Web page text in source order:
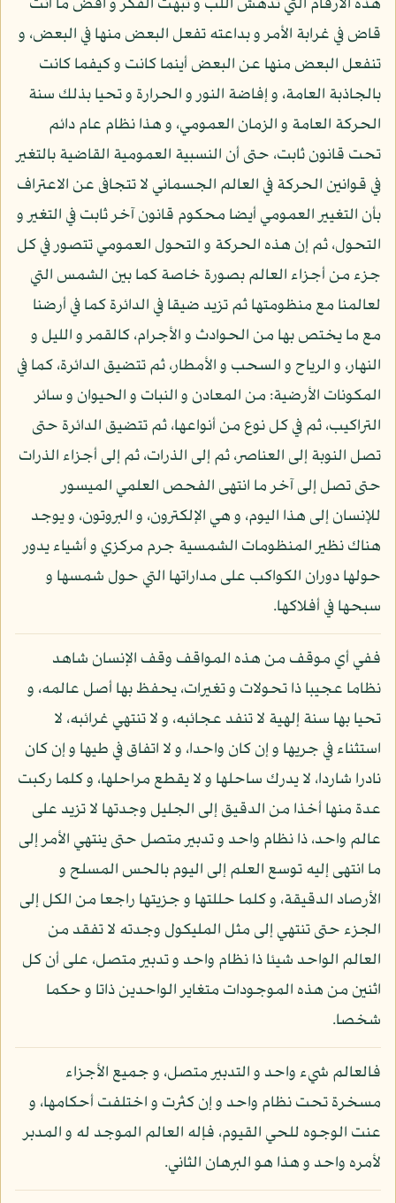
هذه الأرقام التي تدهش اللب و تبهت الفكر و اقض ما أنت
قاض في غرابة الأمر و بداعته تفعل البعض منها في البعض، و
تنفعل البعض منها عن البعض أينما كانت و كيفما كانت
بالجاذبة العامة، و إفاضة النور و الحرارة و تحيا بذلك سنة
الحركة العامة و الزمان العمومي، و هذا نظام عام دائم
تحت قانون ثابت، حتى أن النسبية العمومية القاضية بالتغير
في قوانين الحركة في العالم الجسماني لا تتجافى عن الاعتراف
بأن التغيير العمومي أيضا محكوم قانون آخر ثابت في التغير و
التحول، ثم إن هذه الحركة و التحول العمومي تتصور في كل
جزء من أجزاء العالم بصورة خاصة كما بين الشمس التي
لعالمنا مع منظومتها ثم تزيد ضيقا في الدائرة كما في أرضنا
مع ما يختص بها من الحوادث و الأجرام، كالقمر و الليل و
النهار، و الرياح و السحب و الأمطار، ثم تتضيق الدائرة، كما في
المكونات الأرضية: من المعادن و النبات و الحيوان و سائر
التراكيب، ثم في كل نوع من أنواعها، ثم تتضيق الدائرة حتى
تصل النوبة إلى العناصر، ثم إلى الذرات، ثم إلى أجزاء الذرات
حتى تصل إلى آخر ما انتهى الفحص العلمي الميسور
للإنسان إلى هذا اليوم، و هي الإلكترون، و البروتون، و يوجد
هناك نظير المنظومات الشمسية جرم مركزي و أشياء يدور
حولها دوران الكواكب على مداراتها التي حول شمسها و
سبحها في أفلاكها.
ففي أي موقف من هذه المواقف وقف الإنسان شاهد
نظاما عجيبا ذا تحولات و تغيرات، يحفظ بها أصل عالمه، و
تحيا بها سنة إلهية لا تنفد عجائبه، و لا تنتهي غرائبه، لا
استثناء في جريها و إن كان واحدا، و لا اتفاق في طيها و إن كان
نادرا شاردا، لا يدرك ساحلها و لا يقطع مراحلها، و كلما ركبت
عدة منها أخذا من الدقيق إلى الجليل وجدتها لا تزيد على
عالم واحد، ذا نظام واحد و تدبير متصل حتى ينتهي الأمر إلى
ما انتهى إليه توسع العلم إلى اليوم بالحس المسلح و
الأرصاد الدقيقة، و كلما حللتها و جزيتها راجعا من الكل إلى
الجزء حتى تنتهي إلى مثل المليكول وجدته لا تفقد من
العالم الواحد شيئا ذا نظام واحد و تدبير متصل، على أن كل
اثنين من هذه الموجودات متغاير الواحدين ذاتا و حكما
شخصا.
فالعالم شيء واحد و التدبير متصل، و جميع الأجزاء
مسخرة تحت نظام واحد و إن كثرت و اختلفت أحكامها، و
عنت الوجوه للحي القيوم، فإله العالم الموجد له و المدبر
لأمره واحد و هذا هو البرهان الثاني.